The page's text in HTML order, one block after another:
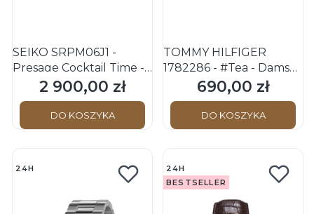
SEIKO SRPM06J1 -
Presage Cocktail Time -
Damski - Zegarek
mechaniczny
Cena
2 900,00 zł
DO KOSZYKA
TOMMY HILFIGER
1782286 - #Tea - Damski
- Zegarek na bransolecie
mesh
Cena
690,00 zł
DO KOSZYKA
24H
24H
BESTSELLER